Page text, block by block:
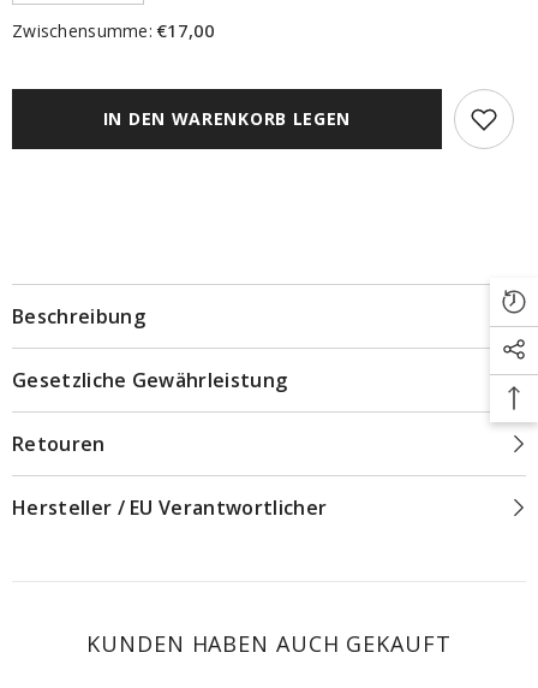
verringern
für
Klemmfix
schoko
erhöhen
für
Klemmfix
in
schoko
Zwischensumme:€17,00
IN DEN WARENKORB LEGEN
Beschreibung
Gesetzliche Gewährleistung
Retouren
Hersteller / EU Verantwortlicher
KUNDEN HABEN AUCH GEKAUFT